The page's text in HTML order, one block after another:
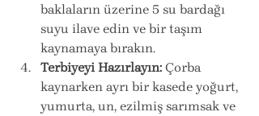
baklaların üzerine 5 su bardağı
suyu ilave edin ve bir taşım
kaynamaya bırakın.
Terbiyeyi Hazırlayın: Çorba
kaynarken ayrı bir kasede yoğurt,
yumurta, un, ezilmiş sarımsak ve